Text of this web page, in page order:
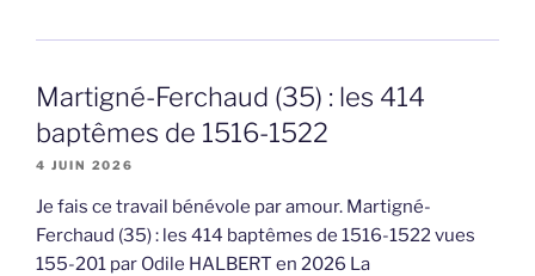
Martigné-Ferchaud (35) : les 414
baptêmes de 1516-1522
4 JUIN 2026
Je fais ce travail bénévole par amour. Martigné-
Ferchaud (35) : les 414 baptêmes de 1516-1522 vues
155-201 par Odile HALBERT en 2026 La